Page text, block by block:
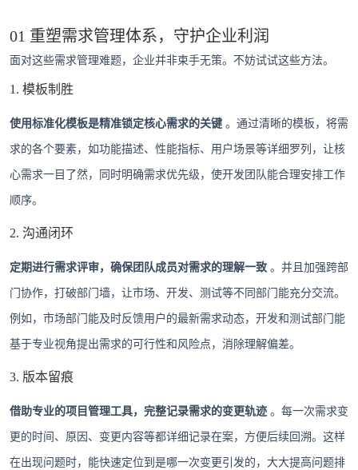
01 重塑需求管理体系，守护企业利润
面对这些需求管理难题，企业并非束手无策。不妨试试这些方法。
1. 模板制胜
使用标准化模板是精准锁定核心需求的关键 。通过清晰的模板，将需
求的各个要素，如功能描述、性能指标、用户场景等详细罗列，让核
心需求一目了然，同时明确需求优先级，使开发团队能合理安排工作
顺序。
2. 沟通闭环
定期进行需求评审，确保团队成员对需求的理解一致 。并且加强跨部
门协作，打破部门墙，让市场、开发、测试等不同部门能充分交流。
例如，市场部门能及时反馈用户的最新需求动态，开发和测试部门能
基于专业视角提出需求的可行性和风险点，消除理解偏差。
3. 版本留痕
借助专业的项目管理工具，完整记录需求的变更轨迹 。每一次需求变
更的时间、原因、变更内容等都详细记录在案，方便后续回溯。这样
在出现问题时，能快速定位到是哪一次变更引发的，大大提高问题排